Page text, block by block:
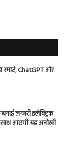
स्मार्ट, ChatGPT और
लग्जरी इलेक्ट्रिक
साथ आएगी यह अनोखी